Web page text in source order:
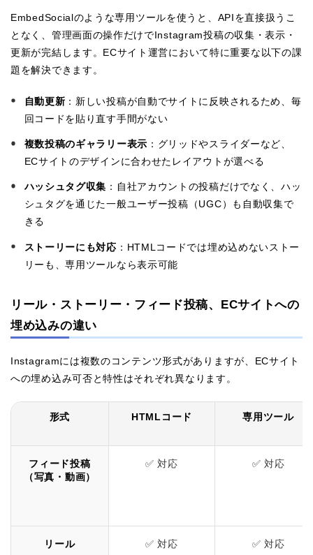
EmbedSocialのような専用ツールを使うと、APIを直接扱うこ
となく、管理画面の操作だけでInstagram投稿の収集・表示・
更新が完結します。ECサイト運営において特に重要な以下の課
題を解決できます。
自動更新 ：新しい投稿が自動でサイトに反映されるため、毎
回コードを貼り直す手間がない
複数投稿のギャラリー表示 ：グリッドやスライダーなど、
ECサイトのデザインに合わせたレイアウトが選べる
ハッシュタグ収集 ：自社アカウントの投稿だけでなく、ハッ
シュタグを通じた一般ユーザー投稿（UGC）も自動収集で
きる
ストーリーにも対応 ：HTMLコードでは埋め込めないストー
リーも、専用ツールなら表示可能
リール・ストーリー・フィード投稿、ECサイトへの
埋め込みの違い
Instagramには複数のコンテンツ形式がありますが、ECサイト
への埋め込み可否と特性はそれぞれ異なります。
形式 HTMLコード 専用ツール
フィード投稿
（写真・動画）
✅ 対応 ✅ 対応
リール ✅ 対応 ✅ 対応